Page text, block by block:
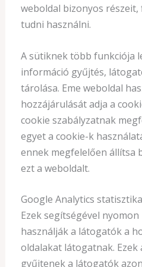
weboldal bizonyos
tudni használni.
A sütiknek több funkciója
információ gyűjtés,
tárolása. Eme weboldal
hozzájárulását adja a
cookie szabályzatnak
egyet a cookie-k
ennek megfelelően állítsa
ezt a weboldalt.
Google Analytics
Ezek segítségével
használják a látogatók a
oldalakat látogatnak. Ezek
gyűjtenek a látogatók